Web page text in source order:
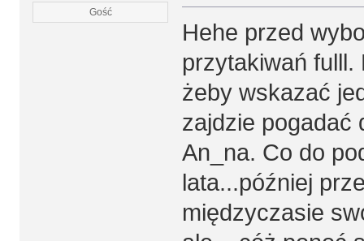
Gość
Hehe przed
przytakiwań
żeby wskazać
zajdzie pogadać
An_na. Co do
lata...później
międzyczasie